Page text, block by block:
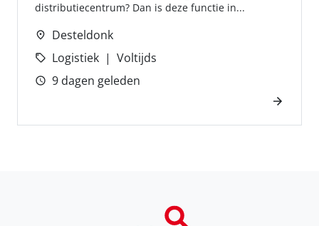
distributiecentrum? Dan is deze functie in...
Desteldonk
Logistiek
Voltijds
9 dagen geleden